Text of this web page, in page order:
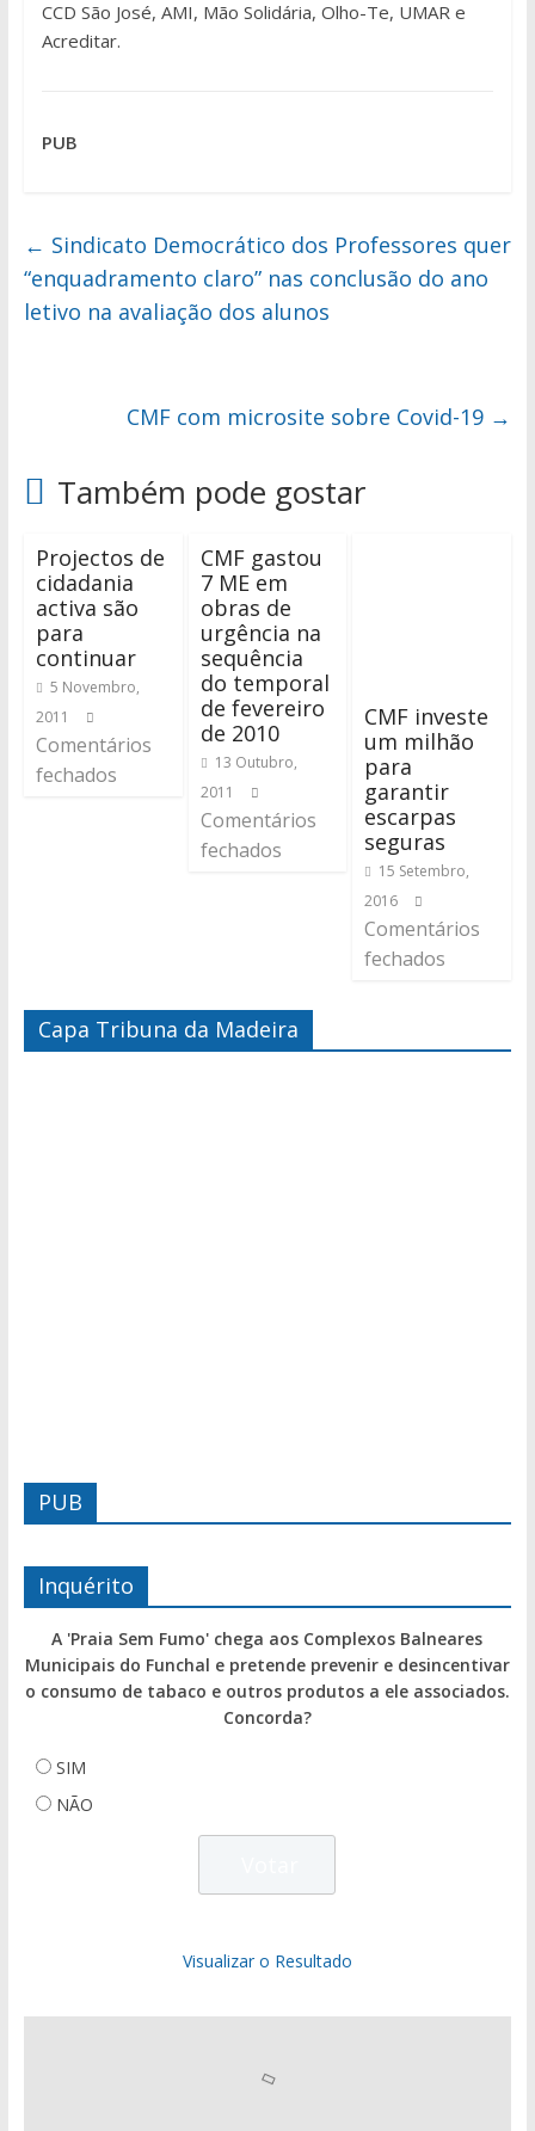
CCD São José, AMI, Mão Solidária, Olho-Te, UMAR e
Acreditar.
PUB
← Sindicato Democrático dos Professores quer
“enquadramento claro” nas conclusão do ano
letivo na avaliação dos alunos
CMF com microsite sobre Covid-19 →
Também pode gostar
Projectos de
cidadania
activa são
para
continuar
5 Novembro,
2011
Comentários
fechados
CMF gastou
7 ME em
obras de
urgência na
sequência
do temporal
de fevereiro
de 2010
13 Outubro,
2011
Comentários
fechados
CMF investe
um milhão
para
garantir
escarpas
seguras
15 Setembro,
2016
Comentários
fechados
Capa Tribuna da Madeira
PUB
Inquérito
A 'Praia Sem Fumo' chega aos Complexos Balneares
Municipais do Funchal e pretende prevenir e desincentivar
o consumo de tabaco e outros produtos a ele associados.
Concorda?
SIM
NÃO
Visualizar o Resultado